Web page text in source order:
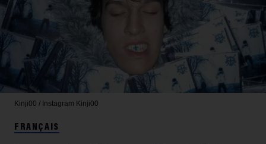
Kinji00 / Instagram Kinji00
FRANÇAIS